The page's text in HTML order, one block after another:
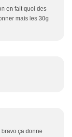
en fait quoi des
mais les 30g
ça donne